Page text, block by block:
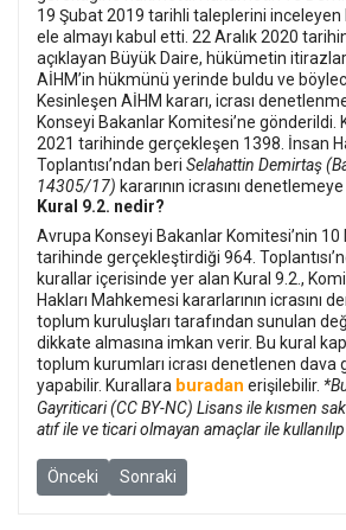
19 Şubat 2019 tarihli taleplerini inceleyen
ele almayı kabul etti. 22 Aralık 2020
açıklayan Büyük Daire, hükümetin
AİHM’in hükmünü yerinde buldu ve
Kesinleşen AİHM kararı, icrası
Konseyi Bakanlar Komitesi’ne gönderildi.
2021 tarihinde gerçekleşen 1398. İnsan
Toplantısı’ndan beri Selahattin Demirtaş
14305/17) kararının icrasını
Kural 9.2. nedir?
Avrupa Konseyi Bakanlar Komitesi’nin 10
tarihinde gerçekleştirdiği 964.
kurallar içerisinde yer alan Kural 9.2.,
Hakları Mahkemesi kararlarının icrasını
toplum kuruluşları tarafından sunulan
dikkate almasına imkan verir. Bu kural
toplum kurumları icrası denetlenen dava
yapabilir. Kurallara buradan erişilebilir.
Gayriticari (CC BY-NC) Lisans ile kısmen
atıf ile ve ticari olmayan amaçlar ile kullanılıp
Önceki makale: İşgalden bir yıl sonra
Önceki Sonraki makale: Gözlem
Sonraki